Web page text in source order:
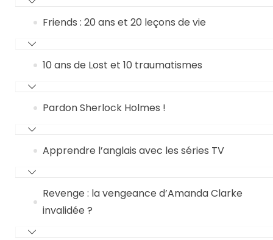
Friends : 20 ans et 20 leçons de vie
10 ans de Lost et 10 traumatismes
Pardon Sherlock Holmes !
Apprendre l’anglais avec les séries TV
Revenge : la vengeance d’Amanda Clarke
invalidée ?